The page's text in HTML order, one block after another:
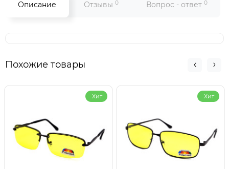
Описание Отзывы 0 Вопрос - ответ 0
Похожие товары
Хит Хит